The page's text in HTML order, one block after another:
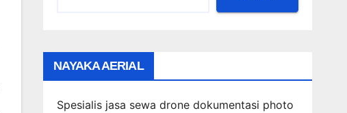
NAYAKA AERIAL
Spesialis jasa sewa drone dokumentasi photo